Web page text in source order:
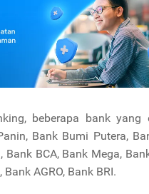
beberapa bank yang
Bank Bumi Putera,
Bank BCA, Bank Mega,
AGRO, Bank BRI.